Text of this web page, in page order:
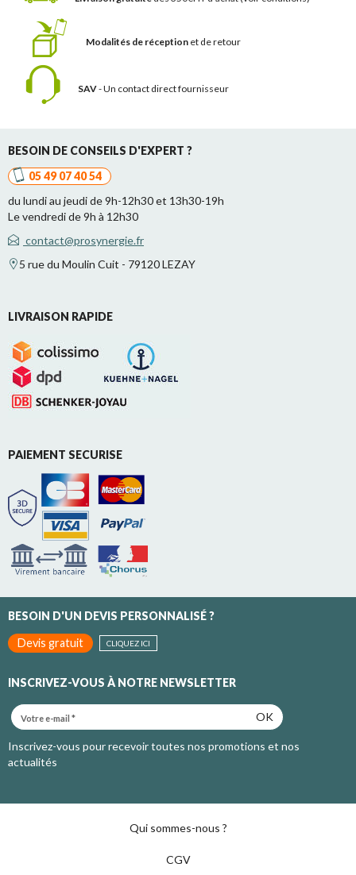
Modalités de réception et de retour
SAV- Un contact direct fournisseur
BESOIN DE CONSEILS D'EXPERT ?
05 49 07 40 54
du lundi au jeudi de 9h-12h30 et 13h30-19h
Le vendredi de 9h à 12h30
contact@prosynergie.fr
5 rue du Moulin Cuit - 79120 LEZAY
LIVRAISON RAPIDE
PAIEMENT SECURISE
BESOIN D'UN DEVIS PERSONNALISÉ ?
Devis gratuit
CLIQUEZ ICI
INSCRIVEZ-VOUS À NOTRE NEWSLETTER
OK
Inscrivez-vous pour recevoir toutes nos promotions et nos
actualités
Qui sommes-nous ?
CGV